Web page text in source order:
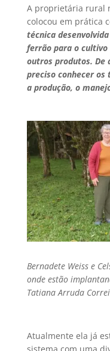
A proprietária rural
colocou em prática
técnica
ferrão para o cultivo
outros produtos. De
preciso conhecer os
a produção, o
Bernadete Weiss e
onde estão
Tatiana Arruda
Atualmente ela já